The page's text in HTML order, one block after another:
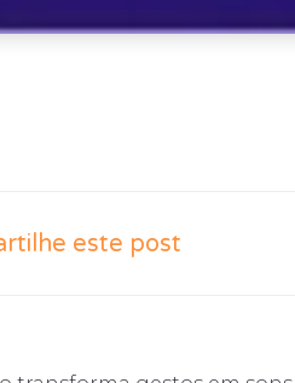
este post